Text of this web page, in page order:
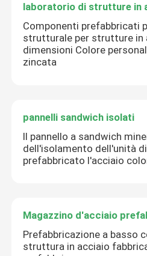
laboratorio di strutture in
Componenti prefabbricati
strutturale per strutture in
dimensioni Colore
zincata
pannelli sandwich isolati
Il pannello a sandwich
dell'isolamento dell'unità
prefabbricato l'acciaio
Magazzino d'acciaio
Prefabbricazione a basso
struttura in acciaio